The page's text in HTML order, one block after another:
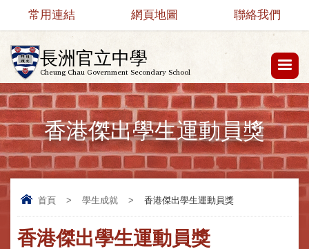
長洲官立中學
Cheung Chau Government Secondary School
常用連結 網頁地圖 聯絡我們
香港傑出學生運動員獎
首頁 > 學生成就 > 香港傑出學生運動員獎
香港傑出學生運動員獎